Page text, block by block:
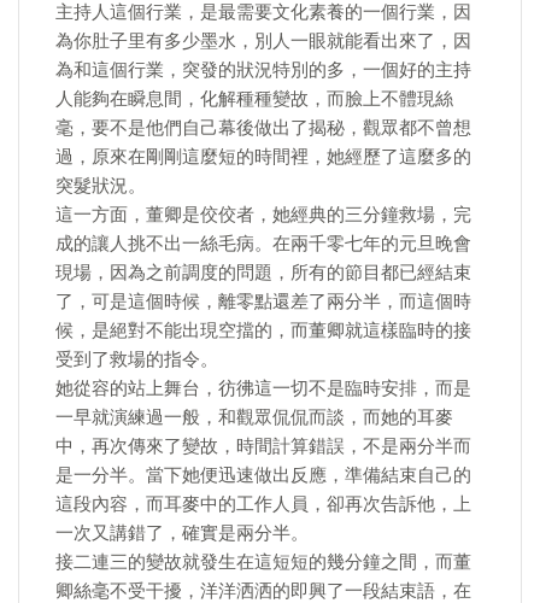
主持人這個行業，是最需要文化素養的一個行業，因
為你肚子里有多少墨水，別人一眼就能看出來了，因
為和這個行業，突發的狀況特別的多，一個好的主持
人能夠在瞬息間，化解種種變故，而臉上不體現絲
毫，要不是他們自己幕後做出了揭秘，觀眾都不曾想
過，原來在剛剛這麼短的時間裡，她經歷了這麼多的
突髮狀況。
這一方面，董卿是佼佼者，她經典的三分鐘救場，完
成的讓人挑不出一絲毛病。在兩千零七年的元旦晚會
現場，因為之前調度的問題，所有的節目都已經結束
了，可是這個時候，離零點還差了兩分半，而這個時
候，是絕對不能出現空擋的，而董卿就這樣臨時的接
受到了救場的指令。
她從容的站上舞台，彷彿這一切不是臨時安排，而是
一早就演練過一般，和觀眾侃侃而談，而她的耳麥
中，再次傳來了變故，時間計算錯誤，不是兩分半而
是一分半。當下她便迅速做出反應，準備結束自己的
這段內容，而耳麥中的工作人員，卻再次告訴他，上
一次又講錯了，確實是兩分半。
接二連三的變故就發生在這短短的幾分鐘之間，而董
卿絲毫不受干擾，洋洋洒洒的即興了一段結束語，在